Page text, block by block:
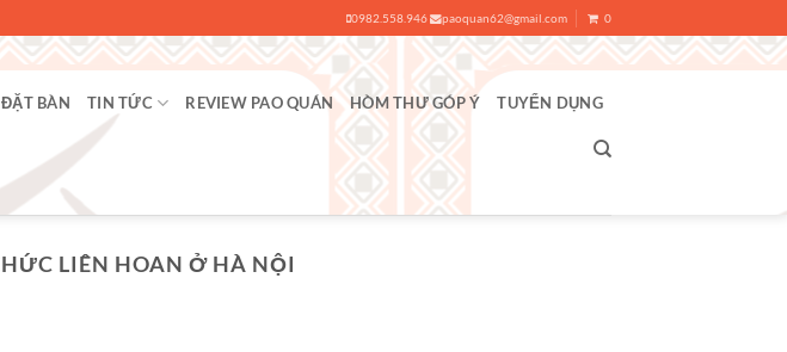
0982.558.946 paoquan62@gmail.com 0
ĐẶT BÀN TIN TỨC REVIEW PAO QUÁN HÒM THƯ GÓP Ý TUYỂN DỤNG
LIÊN HOAN Ở HÀ NỘI